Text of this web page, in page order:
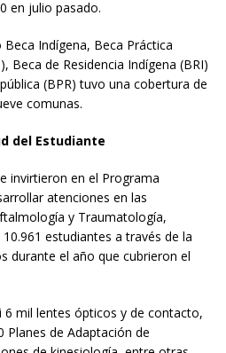
en julio pasado.
Indígena, Beca Práctica
Beca de Residencia Indígena (BRI)
(BPR) tuvo una cobertura de
comunas.
del Estudiante
invirtieron en el Programa
atenciones en las
y Traumatología,
estudiantes a través de la
durante el año que cubrieron el
6 mil lentes ópticos y de contacto,
Planes de Adaptación de